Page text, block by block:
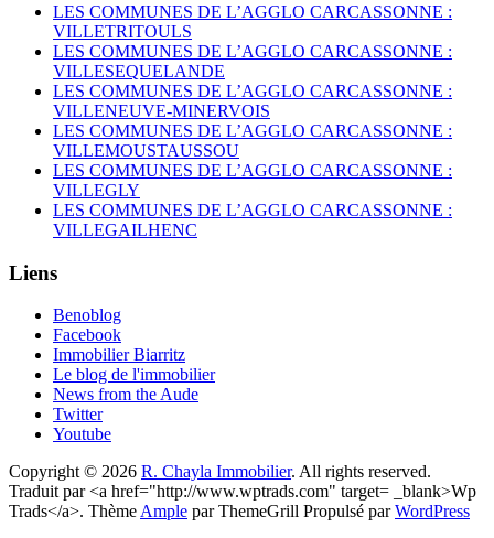
LES COMMUNES DE L’AGGLO CARCASSONNE :
VILLETRITOULS
LES COMMUNES DE L’AGGLO CARCASSONNE :
VILLESEQUELANDE
LES COMMUNES DE L’AGGLO CARCASSONNE :
VILLENEUVE-MINERVOIS
LES COMMUNES DE L’AGGLO CARCASSONNE :
VILLEMOUSTAUSSOU
LES COMMUNES DE L’AGGLO CARCASSONNE :
VILLEGLY
LES COMMUNES DE L’AGGLO CARCASSONNE :
VILLEGAILHENC
Liens
Benoblog
Facebook
Immobilier Biarritz
Le blog de l'immobilier
News from the Aude
Twitter
Youtube
Copyright © 2026 R. Chayla Immobilier. All rights reserved.
Traduit par <a href="http://www.wptrads.com" target= _blank>Wp
Trads</a>. Thème Ample par ThemeGrill Propulsé parWordPress